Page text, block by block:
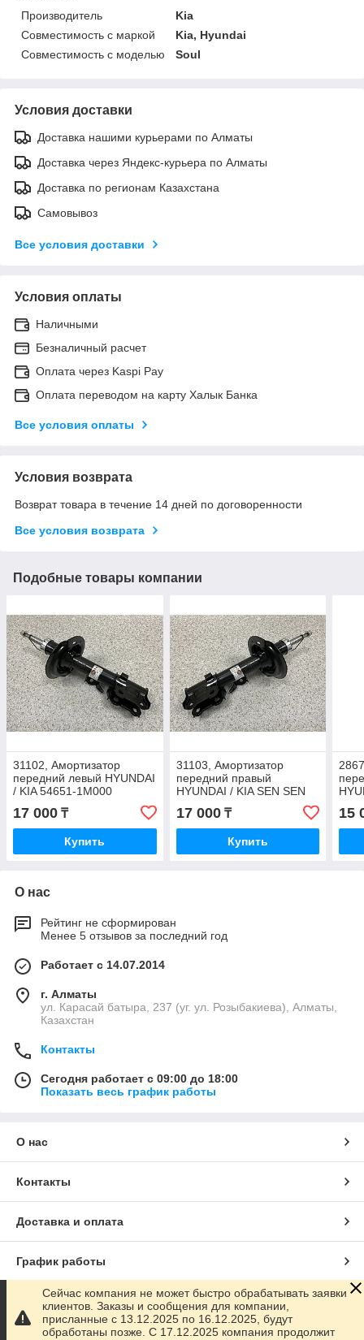
Производитель
Kia
Совместимость с маркой
Kia, Hyundai
Совместимость с моделью
Soul
Условия доставки
Доставка нашими курьерами по Алматы
Доставка через Яндекс-курьера по Алматы
Доставка по регионам Казахстана
Самовывоз
Все условия доставки
Условия оплаты
Наличными
Безналичный расчет
Оплата через Kaspi Pay
Оплата переводом на карту Халык Банка
Все условия оплаты
Условия возврата
Возврат товара в течение 14 дней по договоренности
Все условия возврата
Подобные товары компании
31102, Амортизатор
передний левый HYUNDAI
/ KIA 54651-1M000
17 000 ₸
Купить
31103, Амортизатор
передний правый
HYUNDAI / KIA SEN SEN
(Тайвань) 54661-1X000
17 000₸
Купить
15
О нас
Рейтинг не сформирован
Менее 5 отзывов за последний год
Работает с 14.07.2014
г. Алматы
ул. Карасай батыра, 237 (уг. ул. Розыбакиева), Алматы,
Казахстан
Контакты
Сегодня работает с 09:00 до 18:00
Показать весь график работы
О нас
Контакты
Доставка и оплата
График работы
Полная версия сайта
Сейчас компания не может быстро обрабатывать заявки
клиентов. Заказы и сообщения для компании,
присланные с 13.12.2025 по 16.12.2025, будут
обработаны позже. С 17.12.2025 компания продолжит